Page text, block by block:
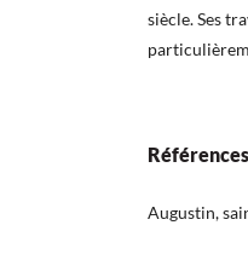
siècle. Ses
Références
Augustin,